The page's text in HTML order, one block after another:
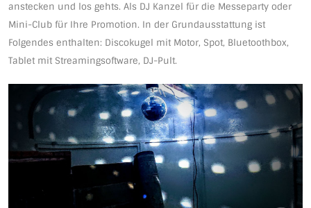
anstecken und los gehts. Als DJ Kanzel für die Messeparty oder
Mini-Club für Ihre Promotion. In der Grundausstattung ist
Folgendes enthalten: Discokugel mit Motor, Spot, Bluetoothbox,
Tablet mit Streamingsoftware, DJ-Pult.